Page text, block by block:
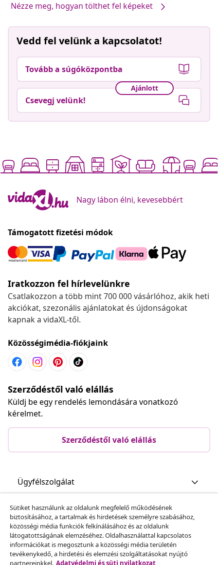
Nézze meg, hogyan tölthet fel képeket
Vedd fel velünk a kapcsolatot!
Tovább a súgóközpontba
Ajánlott
Csevegj velünk!
Nagy lábon élni, kevesebbért
Támogatott fizetési módok
Iratkozzon fel hírlevelünkre
Csatlakozzon a több mint 700 000 vásárlóhoz, akik heti
akciókat, szezonális ajánlatokat és újdonságokat
kapnak a vidaXL-től.
Közösségimédia-fiókjaink
Szerződéstől való elállás
Küldj be egy rendelés lemondására vonatkozó
kérelmet.
Szerződéstől való elállás
Ügyfélszolgálat
Üzlet
vidaXL
Sütiket használunk az oldalunk megfelelő működésének
biztosításához, a tartalmak és hirdetések személyre szabásához,
közösségi média funkciók felkínálásához és az oldalunk
látogatottságának elemzéséhez. Oldalhasználattal kapcsolatos
információkat is megosztunk a közösségi média területén
tevékenykedő, a hirdetési és elemzési szolgáltatásokat nyújtó
partnereinkkel. Adatvédelmi és süti nyilatkozat